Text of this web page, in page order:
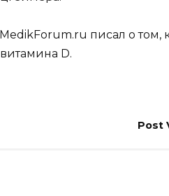
писал о
D.
Post